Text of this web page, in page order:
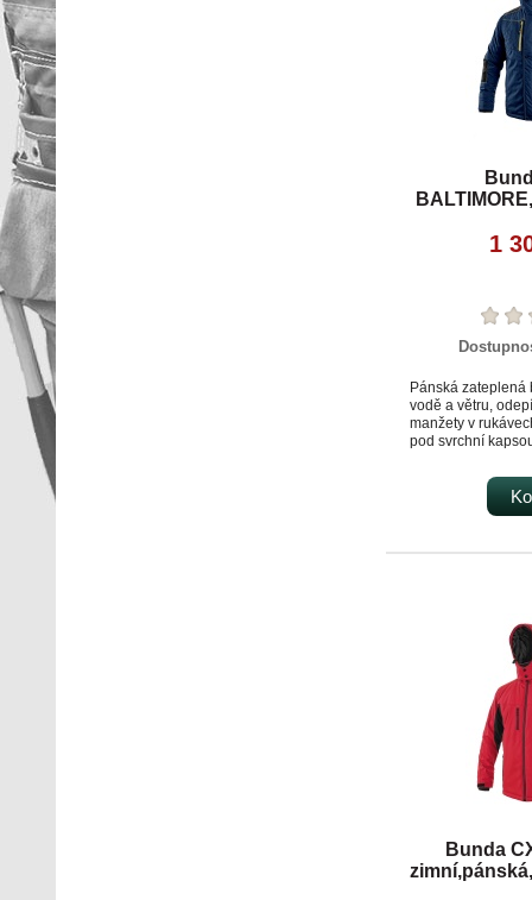
1
Pánská zateplená
vodě a větru,
manžety v
pod svrchní
reflexní doplňky.
nebo druky, dvě
vnitřní kapsy.
Bunda